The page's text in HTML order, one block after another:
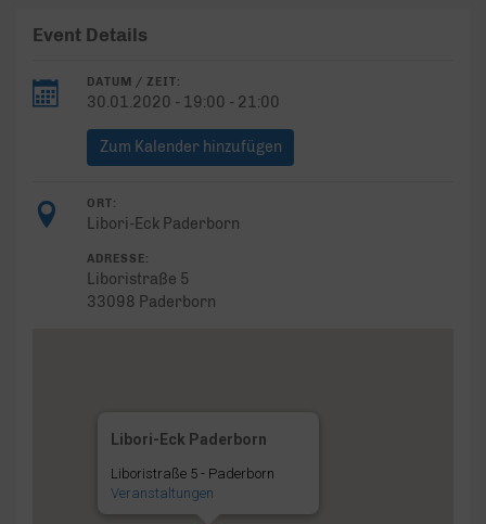
Event Details
DATUM / ZEIT:
30.01.2020 - 19:00 - 21:00
Zum Kalender hinzufügen
ORT:
Libori-Eck Paderborn
ADRESSE:
Liboristraße 5
33098 Paderborn
Libori-Eck Paderborn
Liboristraße 5 - Paderborn
Veranstaltungen